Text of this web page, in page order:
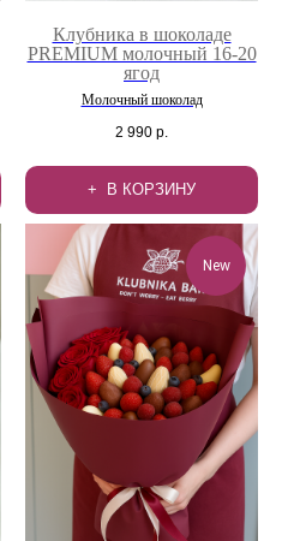
Клубника в шоколаде
PREMIUM молочный 16-20
ягод
Молочный шоколад
2 990 р.
В КОРЗИНУ
New